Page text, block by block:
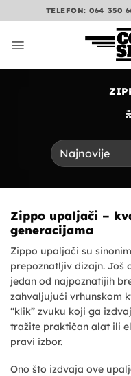
na
TELEFON: 064 350
Zippo upaljači –
generacijama
Zippo upaljači su
prepoznatljiv dizajn. Još
jedan od najpoznatijih
zahvaljujući vrhunskom
“klik” zvuku koji ga
tražite praktičan alat ili
pravi izbor.
Ono što izdvaja ove